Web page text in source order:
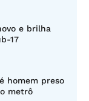
e brilha
17
homem preso
metrô